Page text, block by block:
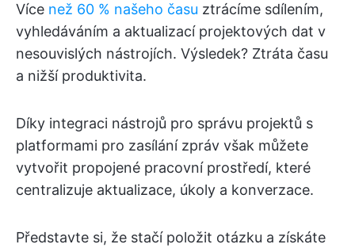
Více než 60 % našeho času ztrácíme sdílením,
vyhledáváním a aktualizací projektových dat v
nesouvislých nástrojích. Výsledek? Ztráta času
a nižší produktivita.
Díky integraci nástrojů pro správu projektů s
platformami pro zasílání zpráv však můžete
vytvořit propojené pracovní prostředí, které
centralizuje aktualizace, úkoly a konverzace.
Představte si, že stačí položit otázku a získáte